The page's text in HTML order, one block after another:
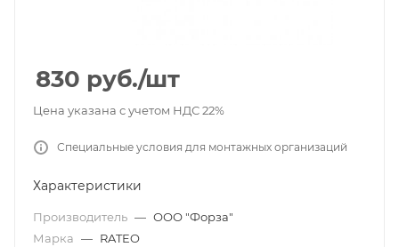
830 руб./шт
Цена указана с учетом НДС 22%
Специальные условия для монтажных организаций
Характеристики
Производитель — ООО "Форза"
Марка — RATEO